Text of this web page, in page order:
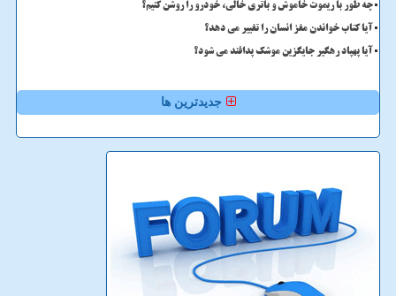
چه طور با ریموت خاموش و باتری خالی، خودرو را روشن کنیم؟
آیا کتاب خواندن مغز انسان را تغییر می دهد؟
آیا پهپاد رهگیر جایگزین موشک پدافند می شود؟
جدیدترین ها